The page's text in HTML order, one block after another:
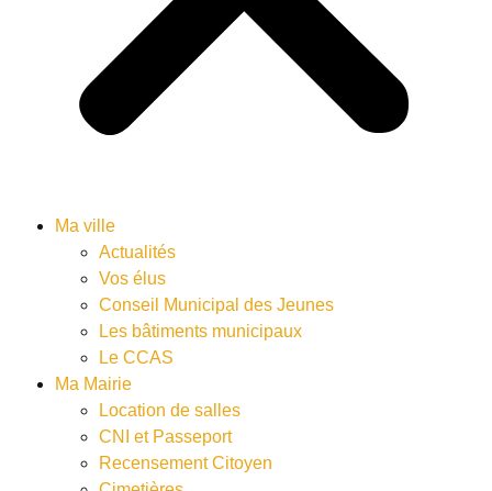
Ma ville
Actualités
Vos élus
Conseil Municipal des Jeunes
Les bâtiments municipaux
Le CCAS
Ma Mairie
Location de salles
CNI et Passeport
Recensement Citoyen